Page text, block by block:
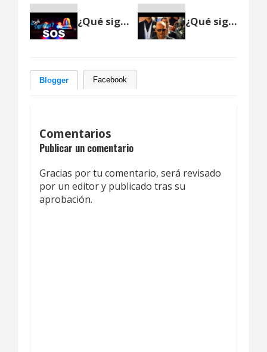
¿Qué significa SOS? ¿Qué significa matador?
Blogger Facebook
Comentarios
Publicar un comentario
Gracias por tu comentario, será revisado
por un editor y publicado tras su
aprobación.